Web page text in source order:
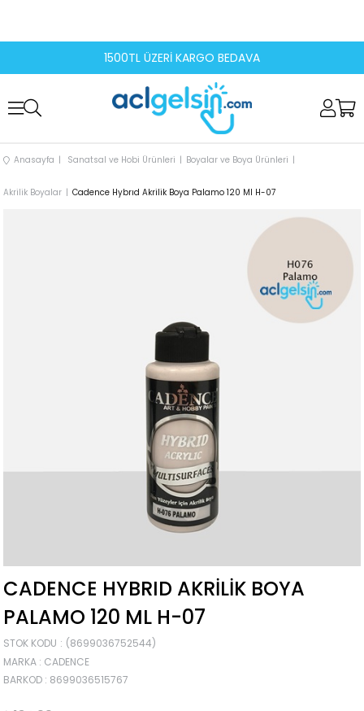
1500TL ÜZERİ KARGO BEDAVA
Anasayfa Sanatsal ve Hobi Ürünleri Boyalar ve Boya Ürünleri
Akrilik Boyalar Cadence Hybrıd Akrilik Boya Palamo 120 Ml H-07
CADENCE HYBRID AKRILIK BOYA
PALAMO 120 ML H-07
STOK KODU
(8699036752544)
MARKA : CADENCE
BARKOD : 8699036515767